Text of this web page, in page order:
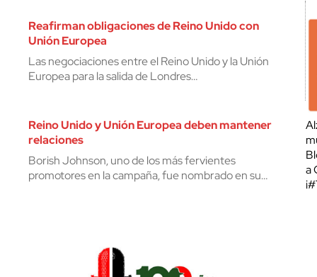
Reafirman obligaciones de Reino Unido con
Unión Europea
Las negociaciones entre el Reino Unido y la Unión
Europea para la salida de Londres…
Reino Unido y Unión Europea deben mantener
relaciones
Borish Johnson, uno de los más fervientes
promotores en la campaña, fue nombrado en su…
a